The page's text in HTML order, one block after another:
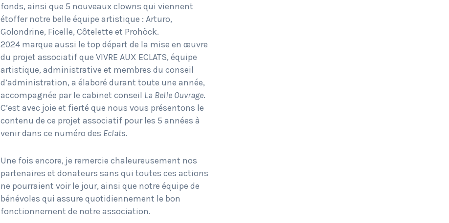
fonds, ainsi que 5 nouveaux clowns qui viennent
étoffer notre belle équipe artistique : Arturo,
Golondrine, Ficelle, Côtelette et Prohöck.
2024 marque aussi le top départ de la mise en œuvre
du projet associatif que VIVRE AUX ECLATS, équipe
artistique, administrative et membres du conseil
d’administration, a élaboré durant toute une année,
accompagnée par le cabinet conseil La Belle Ouvrage.
C’est avec joie et fierté que nous vous présentons le
contenu de ce projet associatif pour les 5 années à
venir dans ce numéro des Eclats.
Une fois encore, je remercie chaleureusement nos
partenaires et donateurs sans qui toutes ces actions
ne pourraient voir le jour, ainsi que notre équipe de
bénévoles qui assure quotidiennement le bon
fonctionnement de notre association.